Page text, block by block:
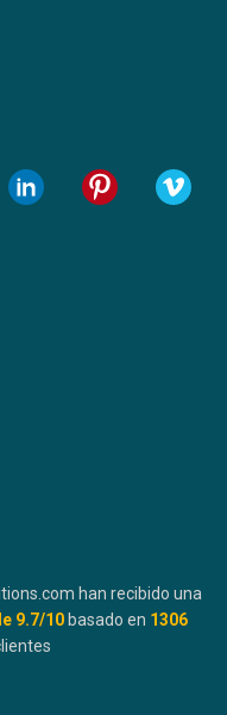
han recibido una
9.7/10 basado en 1306